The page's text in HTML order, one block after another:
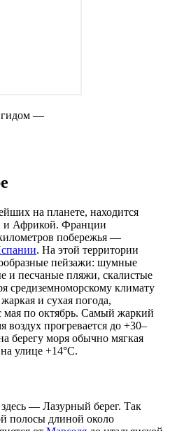
гидом —
на планете, находится
и Африкой. Франции
побережья —
. На этой территории
пейзажи: шумные
и песчаные пляжи, скалистые
средиземноморскому климату
и сухая погода,
мая по октябрь. Самый жаркий
воздух прогревается до +30–
берегу моря обычно мягкая
улице +14°C.
— Лазурный берег. Так
полосы длиной около